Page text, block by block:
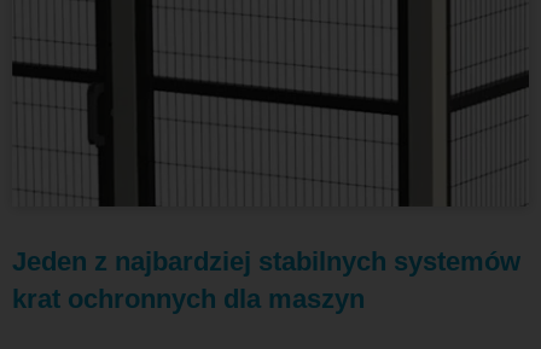
Jeden z najbardziej stabilnych systemów
krat ochronnych dla maszyn